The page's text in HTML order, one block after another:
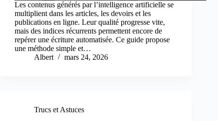
Les contenus générés par l’intelligence artificielle se
multiplient dans les articles, les devoirs et les
publications en ligne. Leur qualité progresse vite,
mais des indices récurrents permettent encore de
repérer une écriture automatisée. Ce guide propose
une méthode simple et…
Albert
mars 24, 2026
Trucs et Astuces